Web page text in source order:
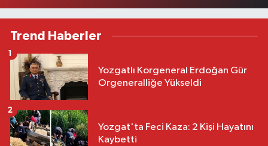
Trend Haberler
Yozgatlı Korgeneral Erdoğan Gür
Orgeneralliğe Yükseldi
1
Yozgat'ta Feci Kaza: 2 Kişi Hayatını
Kaybetti
2